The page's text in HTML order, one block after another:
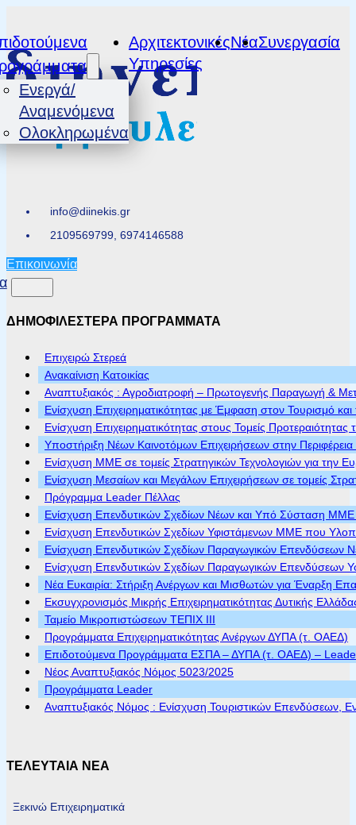
info@diinekis.gr
2109569799, 6974146588
Επικοινωνία
Ενεργά/
Αναμενόμενα
Ολοκληρωμένα
Αρχιτεκτονικές
Υπηρεσίες
ΝέαΣυνεργασία
ΔΗΜΟΦΙΛΕΣΤΕΡΑ ΠΡΟΓΡΑΜΜΑΤΑ
Επιχειρώ Στερεά
Ανακαίνιση Κατοικίας
Αναπτυξιακός : Αγροδιατροφή – Πρωτογενής Παραγωγή &
Ενίσχυση Επιχειρηματικότητας με Έμφαση στον Τουρισμό
Ενίσχυση Επιχειρηματικότητας στους Τομείς Προτεραιότητας
Υποστήριξη Νέων Καινοτόμων Επιχειρήσεων στην
Ενίσχυση ΜΜΕ σε τομείς Στρατηγικών Τεχνολογιών για την
Ενίσχυση Μεσαίων και Μεγάλων Επιχειρήσεων σε τομείς
Πρόγραμμα Leader Πέλλας
Ενίσχυση Επενδυτικών Σχεδίων Νέων και Υπό Σύσταση ΜΜΕ
Ενίσχυση Επενδυτικών Σχεδίων Υφιστάμενων ΜΜΕ που
Ενίσχυση Επενδυτικών Σχεδίων Παραγωγικών Επενδύσεων
Ενίσχυση Επενδυτικών Σχεδίων Παραγωγικών Επενδύσεων
Νέα Ευκαιρία: Στήριξη Ανέργων και Μισθωτών για Έναρξη
Εκσυγχρονισμός Μικρής Επιχειρηματικότητας Δυτικής
Ταμείο Μικροπιστώσεων ΤΕΠΙΧ ΙΙΙ
Προγράμματα Επιχειρηματικότητας Ανέργων ΔΥΠΑ (τ. ΟΑΕΔ)
Επιδοτούμενα Προγράμματα ΕΣΠΑ – ΔΥΠΑ (τ. ΟΑΕΔ) – Leader
Νέος Αναπτυξιακός Νόμος 5023/2025
Προγράμματα Leader
Αναπτυξιακός Νόμος : Ενίσχυση Τουριστικών Επενδύσεων,
ΤΕΛΕΥΤΑΙΑ ΝΕΑ
Ξεκινώ Επιχειρηματικά